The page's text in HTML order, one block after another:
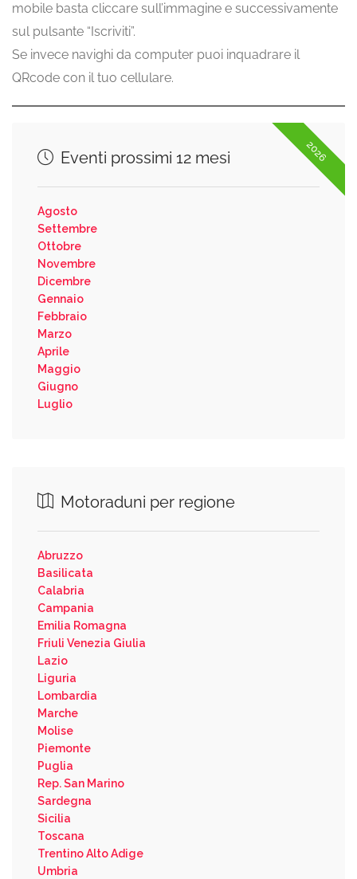
mobile basta cliccare sull’immagine e successivamente
sul pulsante “Iscriviti”.
Se invece navighi da computer puoi inquadrare il
QRcode con il tuo cellulare.
2026
Eventi prossimi 12 mesi
Agosto
Settembre
Ottobre
Novembre
Dicembre
Gennaio
Febbraio
Marzo
Aprile
Maggio
Giugno
Luglio
Motoraduni per regione
Abruzzo
Basilicata
Calabria
Campania
Emilia Romagna
Friuli Venezia Giulia
Lazio
Liguria
Lombardia
Marche
Molise
Piemonte
Puglia
Rep. San Marino
Sardegna
Sicilia
Toscana
Trentino Alto Adige
Umbria